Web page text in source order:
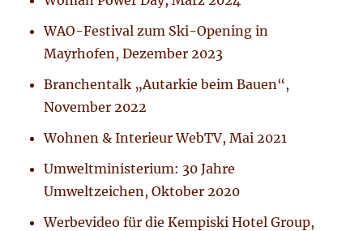
WAO-Festival zum Ski-Opening in
Mayrhofen, Dezember 2023
Branchentalk „Autarkie beim Bauen“,
November 2022
Wohnen & Interieur WebTV, Mai 2021
Umweltministerium: 30 Jahre
Umweltzeichen, Oktober 2020
Werbevideo für die Kempiski Hotel Group,